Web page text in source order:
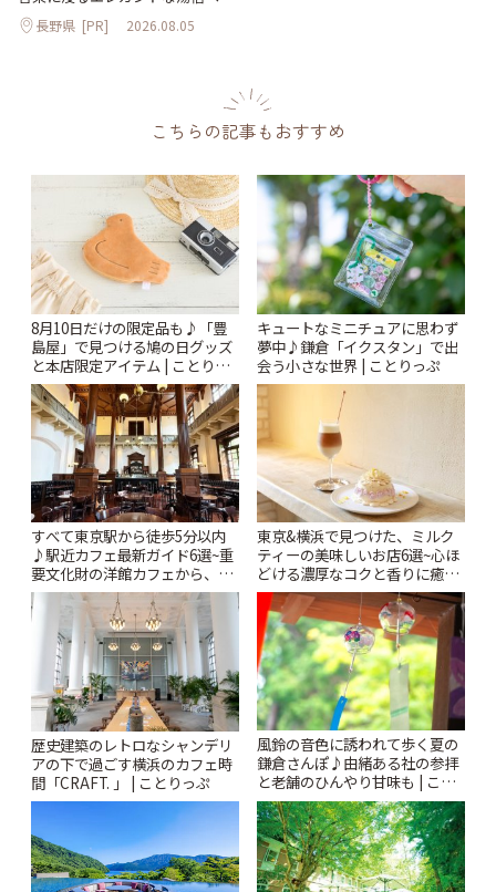
長野県 [PR] 2026.08.05
こちらの記事もおすすめ
8月10日だけの限定品も♪「豊
島屋」で見つける鳩の日グッズ
と本店限定アイテム | ことりっ
ぷ
キュートなミニチュアに思わず
夢中♪鎌倉「イクスタン」で出
会う小さな世界 | ことりっぷ
すべて東京駅から徒歩5分以内
♪駅近カフェ最新ガイド6選~重
要文化財の洋館カフェから、改
札すぐのレトロ喫茶まで~ | こと
りっぷ
東京&横浜で見つけた、ミルク
ティーの美味しいお店6選~心ほ
どける濃厚なコクと香りに癒や
されるティータイム~ | ことりっ
ぷ
歴史建築のレトロなシャンデリ
アの下で過ごす横浜のカフェ時
間「CRAFT. 」 | ことりっぷ
風鈴の音色に誘われて歩く夏の
鎌倉さんぽ♪由緒ある社の参拝
と老舗のひんやり甘味も | こと
りっぷ